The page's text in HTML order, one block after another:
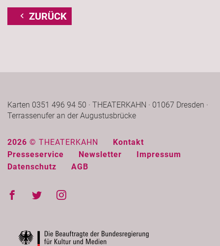
ZURÜCK
Karten 0351 496 94 50 · THEATERKAHN · 01067 Dresden ·
Terrassenufer an der Augustusbrücke
2026 © THEATERKAHN
Kontakt
Presseservice
Newsletter
Impressum
Datenschutz
AGB